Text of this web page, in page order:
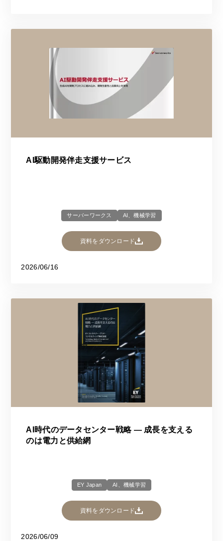
AI駆動開発伴走支援サービス
サーバーワークス AI、機械学習
資料をダウンロード
2026/06/16
AI時代のデータセンター戦略 ― 成長を支える
のは電力と供給網
EY Japan AI、機械学習
資料をダウンロード
2026/06/09